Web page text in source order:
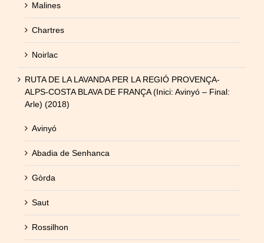
Malines
Chartres
Noirlac
RUTA DE LA LAVANDA PER LA REGIÓ PROVENÇA-
ALPS-COSTA BLAVA DE FRANÇA (Inici: Avinyó – Final:
Arle) (2018)
Avinyó
Abadia de Senhanca
Gòrda
Saut
Rossilhon